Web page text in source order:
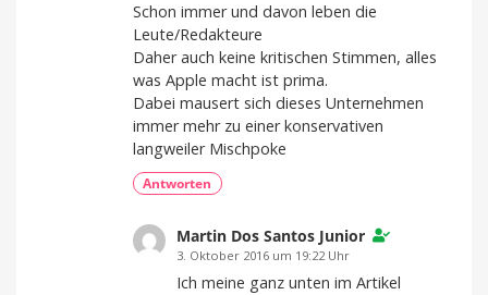
Schon immer und davon leben die
Leute/Redakteure
Daher auch keine kritischen Stimmen, alles
was Apple macht ist prima.
Dabei mausert sich dieses Unternehmen
immer mehr zu einer konservativen
langweiler Mischpoke
Antworten
Martin Dos Santos Junior
3. Oktober 2016 um 19:22 Uhr
Ich meine ganz unten im Artikel